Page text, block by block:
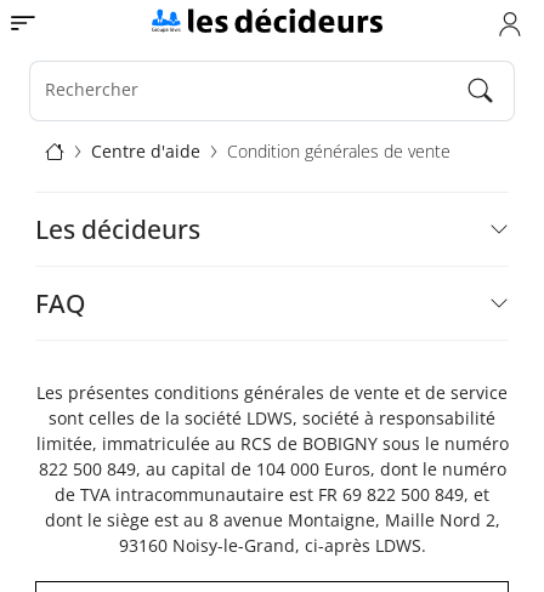
Aller
au
contenu
principal
Toggle navigation
Rechercher
Fil
Centre d'aide Condition générales de vente
Les décideurs
FAQ
Les présentes conditions générales de vente et de service
sont celles de la société LDWS, société à responsabilité
limitée, immatriculée au RCS de BOBIGNY sous le numéro
822 500 849, au capital de 104 000 Euros, dont le numéro
de TVA intracommunautaire est FR 69 822 500 849, et
dont le siège est au 8 avenue Montaigne, Maille Nord 2,
93160 Noisy-le-Grand, ci-après LDWS.